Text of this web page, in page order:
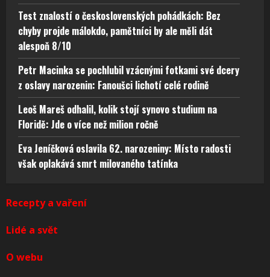
Test znalostí o československých pohádkách: Bez
chyby projde málokdo, pamětníci by ale měli dát
alespoň 8/10
Petr Macinka se pochlubil vzácnými fotkami své dcery
z oslavy narozenin: Fanoušci lichotí celé rodině
Leoš Mareš odhalil, kolik stojí synovo studium na
Floridě: Jde o více než milion ročně
Eva Jeníčková oslavila 62. narozeniny: Místo radosti
však oplakává smrt milovaného tatínka
Recepty a vaření
Lidé a svět
O webu